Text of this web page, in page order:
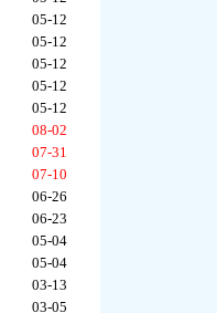
05-12
05-12
05-12
05-12
05-12
08-02
07-31
07-10
06-26
06-23
05-04
05-04
03-13
03-05